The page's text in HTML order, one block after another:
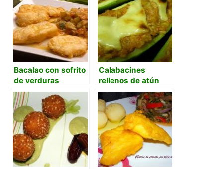
Bacalao con sofrito
de verduras
Calabacines
rellenos de atún
con sofrito
gratinados